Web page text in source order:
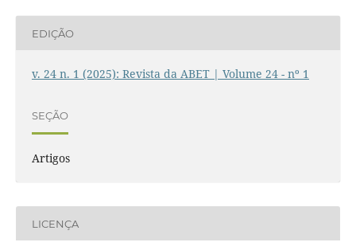
EDIÇÃO
v. 24 n. 1 (2025): Revista da ABET | Volume 24 - nº 1
SEÇÃO
Artigos
LICENÇA